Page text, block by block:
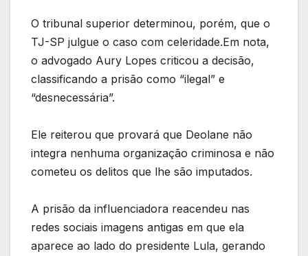
O tribunal superior determinou, porém, que o
TJ-SP julgue o caso com celeridade.Em nota,
o advogado Aury Lopes criticou a decisão,
classificando a prisão como “ilegal” e
“desnecessária”.
Ele reiterou que provará que Deolane não
integra nenhuma organização criminosa e não
cometeu os delitos que lhe são imputados.
A prisão da influenciadora reacendeu nas
redes sociais imagens antigas em que ela
aparece ao lado do presidente Lula, gerando